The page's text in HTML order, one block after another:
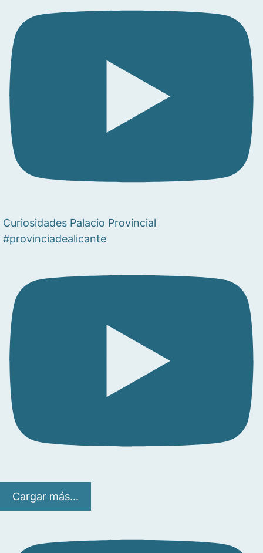
Curiosidades Palacio Provincial
#provinciadealicante
Cargar más...